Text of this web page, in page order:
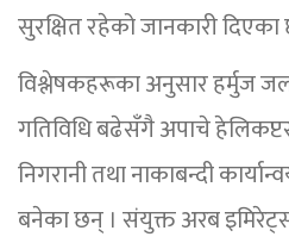
सुरक्षित रहेको जानकारी दिएका
विश्लेषकहरूका अनुसार हर्मुज
गतिविधि बढेसँगै अपाचे
निगरानी तथा नाकाबन्दी
बनेका छन् । संयुक्त अरब